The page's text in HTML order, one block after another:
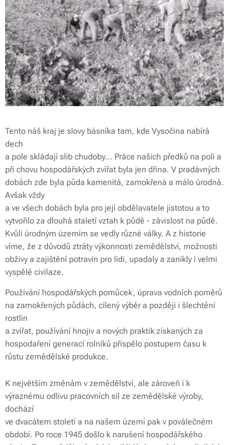
Tento náš kraj je slovy básníka tam, kde Vysočina nabírá
dech
a pole skládají slib chudoby... Práce našich předků na poli a
při chovu hospodářských zvířat byla jen dřina. V pradávných
dobách zde byla půda kamenitá, zamokřená a málo úrodná.
Avšak vždy
a ve všech dobách byla pro její obdělavatele jistotou a to
vytvořilo za dlouhá staletí vztah k půdě - závislost na půdě.
Kvůli úrodným územím se vedly různé války. A z historie
víme, že z důvodů ztráty výkonnosti zemědělství, možnosti
obživy a zajištění potravin pro lidi, upadaly a zanikly i velmi
vyspělé civilaze.
Používání hospodářských pomůcek, úprava vodních poměrů
na zamokřených půdách, cílený výběr a později i šlechtění
rostlin
a zvířat, používání hnojiv a nových praktik získaných za
hospodaření generací rolníků přispělo postupem času k
růstu zemědělské produkce.
K největším změnám v zemědělství, ale zároveň i k
výraznému odlivu pracovních sil ze zemědělské výroby,
dochází
ve dvacátem století a na našem území pak v poválečném
období. Po roce 1945 došlo k narušení hospodářského